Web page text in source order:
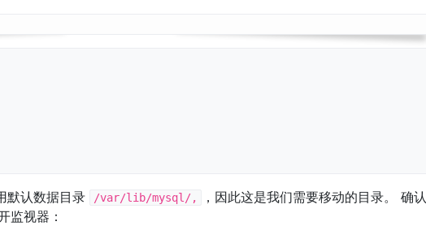
默认数据目录 /var/lib/mysql/,
，因此这是我们需要移动的目录。 确认
监视器：